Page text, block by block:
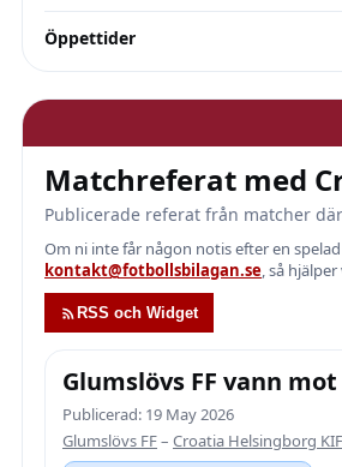
Öppettider
Matchreferat med
Publicerade referat från matcher
Om ni inte får någon notis efter en
kontakt@fotbollsbilagan.se, så
RSS och Widget
Glumslövs FF vann
Publicerad: 19 May 2026
Glumslövs FF– Croatia Helsingborg KIF